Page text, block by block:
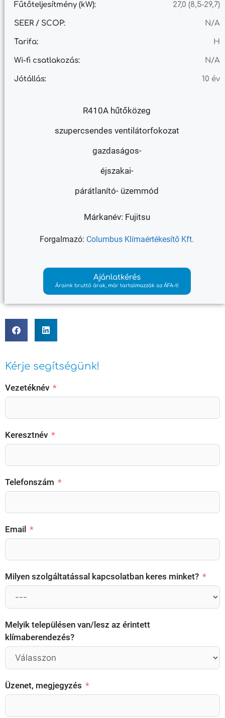
Kérje segítségünk!
Vezetéknév
Keresztnév
Telefonszám
Email
Milyen szolgáltatással kapcsolatban keres minket?
Melyik településen van/lesz az érintett
klímaberendezés?
Üzenet, megjegyzés
Fűtőteljesítmény (kW): 27,0 (8,5-29,7)
SEER / SCOP: N/A
Tarifa: H
Wi-fi csatlakozás: N/A
Jótállás: 10 év
R410A hűtőközeg
szupercsendes ventilátorfokozat
gazdaságos-
éjszakai-
párátlanító- üzemmód
Márkanév: Fujitsu
Forgalmazó: Columbus Klímaértékesítő Kft.
Ajánlatkérés
Áraink bruttó árak, már tartalmazzák az ÁFA-t!